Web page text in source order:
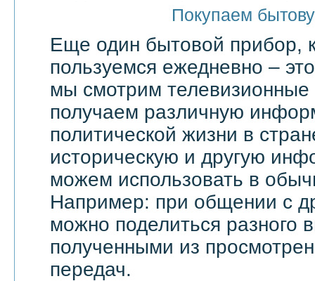
Покупаем
Еще один бытовой прибор,
пользуемся ежедневно –
мы смотрим телевизионные
получаем различную
политической жизни в
историческую и другую
можем использовать в
Например: при общении с
можно поделиться разного
полученными из
передач.